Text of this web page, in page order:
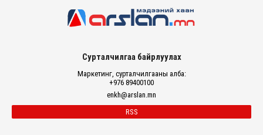
Сурталчилгаа байрлуулах
Маркетинг, сурталчилгааны алба:
+976 89400100
enkh@arslan.mn
RSS